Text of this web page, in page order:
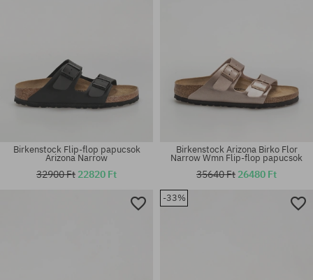
Elérhető méretek:
41
Birkenstock Flip-flop papucsok
Arizona Narrow
32900 Ft 22820 Ft
Birkenstock Arizona Birko Flor
Narrow Wmn Flip-flop papucsok
35640 Ft 26480 Ft
-33%